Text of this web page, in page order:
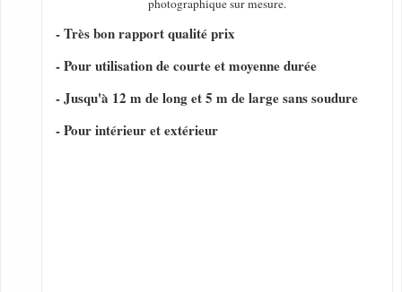
photographique sur mesure.
- Très bon rapport qualité prix
- Pour utilisation de courte et moyenne durée
- Jusqu'à 12 m de long et 5 m de large sans soudure
- Pour intérieur et extérieur